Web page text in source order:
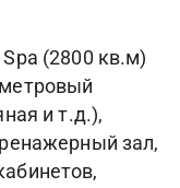
(2800 кв.м)
и т.д.),
зал,